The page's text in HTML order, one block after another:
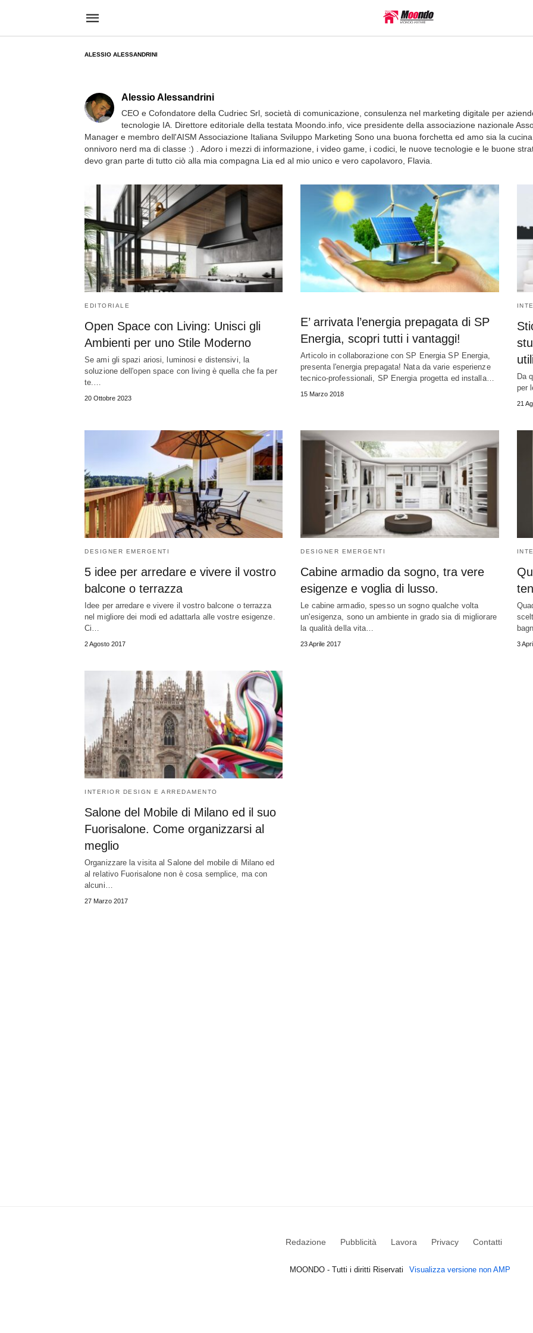
ALESSIO ALESSANDRINI
Alessio Alessandrini
CEO e Cofondatore della Cudriec Srl, società di comunicazione, consulenza nel marketing digitale per
tecnologie IA. Direttore editoriale della testata Moondo.info, vice presidente della associazione nazionale
Manager e membro dell'AISM Associazione Italiana Sviluppo Marketing Sono una buona forchetta ed amo sia la
onnivoro nerd ma di classe :) . Adoro i mezzi di informazione, i video game, i codici, le nuove tecnologie e le buone
devo gran parte di tutto ciò alla mia compagna Lia ed al mio unico e vero capolavoro, Flavia.
EDITORIALE
Open Space con Living: Unisci gli
Ambienti per uno Stile Moderno
Se ami gli spazi ariosi, luminosi e distensivi, la
soluzione dell'open space con living è quella che fa per
te.…
20 Ottobre 2023
E’ arrivata l’energia prepagata di SP
Energia, scopri tutti i vantaggi!
Articolo in collaborazione con SP Energia SP Energia,
presenta l'energia prepagata! Nata da varie esperienze
tecnico-professionali, SP Energia progetta ed installa…
15 Marzo 2018
utili
Da
per
21
DESIGNER EMERGENTI
5 idee per arredare e vivere il vostro
balcone o terrazza
Idee per arredare e vivere il vostro balcone o terrazza
nel migliore dei modi ed adattarla alle vostre esigenze.
Ci…
2 Agosto 2017
DESIGNER EMERGENTI
Cabine armadio da sogno, tra vere
esigenze e voglia di lusso.
Le cabine armadio, spesso un sogno qualche volta
un'esigenza, sono un ambiente in grado sia di migliorare
la qualità della vita…
23 Aprile 2017 3
INTERIOR DESIGN E ARREDAMENTO
Salone del Mobile di Milano ed il suo
Fuorisalone. Come organizzarsi al
meglio
Organizzare la visita al Salone del mobile di Milano ed
al relativo Fuorisalone non è cosa semplice, ma con
alcuni…
27 Marzo 2017
Redazione Pubblicità Lavora Privacy Contatti
MOONDO - Tutti i diritti Riservati Visualizza versione non AMP